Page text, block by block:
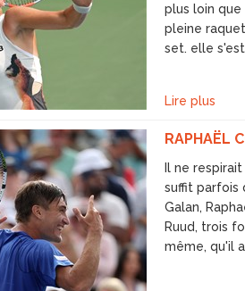
plus loin que
pleine
set. elle
Lire plus
RAPHAËL
Il ne
suffit parfois
Galan,
Ruud, trois
même, qu'il